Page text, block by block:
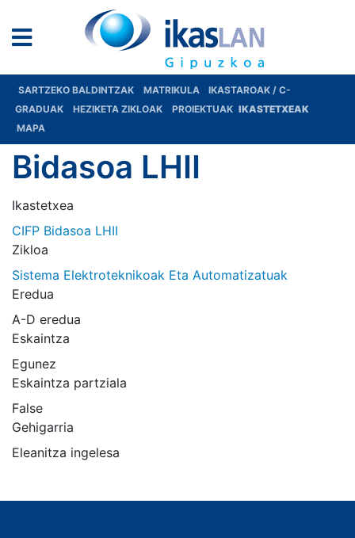
SARTZEKO BALDINTZAK MATRIKULA
IKASTAROAK / C-
GRADUAK
HEZIKETA ZIKLOAK PROIEKTUAK IKASTETXEAK
MAPA
Bidasoa LHII
Ikastetxea
CIFP Bidasoa LHII
Zikloa
Sistema Elektroteknikoak Eta Automatizatuak
Eredua
A-D eredua
Eskaintza
Egunez
Eskaintza partziala
False
Gehigarria
Eleanitza ingelesa